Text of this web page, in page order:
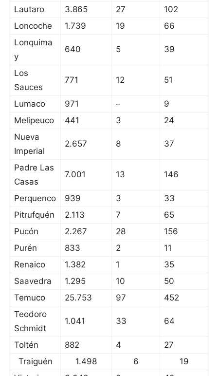
Lautaro
3.865 27
102
Loncoche
1.739 19
66
Lonquima
y
640 5 39
Los
Sauces
771 12 51
Lumaco 971 –
9
Melipeuco
441 3
24
Nueva
Imperial
2.657 8 37
Padre Las
Casas
7.001 13 146
Perquenco 939 3
33
Pitrufquén
2.113 7
65
Pucón
2.267 28
156
Purén
833 2
11
Renaico
1.382 1
35
Saavedra
1.295 10
50
Temuco
25.753 97
452
Teodoro
Schmidt
1.041 33 64
Toltén 882 4
27
Traiguén
1.498 6
19